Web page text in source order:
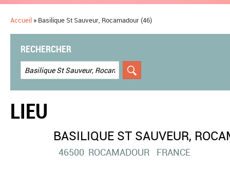
Accueil » Basilique St Sauveur, Rocamadour (46)
RECHERCHER
LIEU
BASILIQUE ST SAUVEUR,
46500 ROCAMADOUR FRANCE